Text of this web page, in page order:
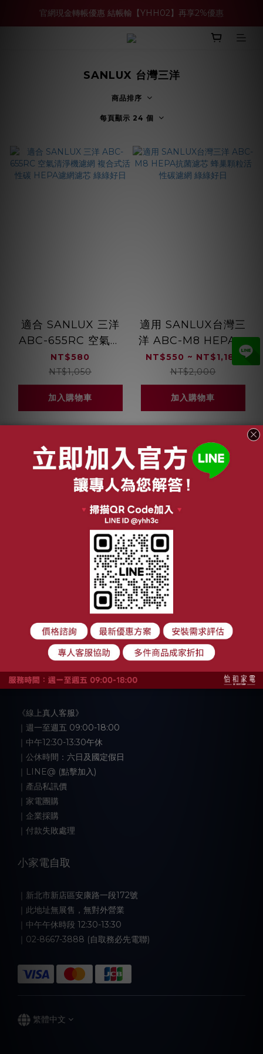
買多件家電找強老闆，比百貨公司更划算 >>
官網現金轉帳優惠 結帳輸【YHH02】再享2%優惠
買多件家電找強老闆，比百貨公司更划算 >>
SANLUX 台灣三洋
商品排序
每頁顯示 24 個
適合 SANLUX 三洋
ABC-655RC 空氣清
淨機濾網 複合式活性
碳 HEPA濾網濾芯 綠
綠好日
NT$580
NT$1,050
加入購物車
適用 SANLUX台灣三
洋 ABC-M8 HEPA抗
菌濾芯 蜂巢顆粒活性
碳濾網 綠綠好日
NT$550 ~ NT$1,180
NT$2,000
加入購物車
付款與運送方式
大家電安裝注意事項
聯絡我們
《線上真人客服》
｜週一至週五 09:00-18:00
｜中午12:30-13:30午休
｜公休時間：六日及國定假日
｜LINE@ (點擊加入)
｜產品私訊價
｜家電團購
｜企業採購
｜付款失敗處理
小家電自取
｜新北市新店區安康路一段172號
｜此地址無展售，無對外營業
｜中午午休時段 12:30-13:30
｜02-8667-3888 (自取務必先電聯)
繁體中文